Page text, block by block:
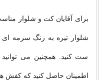
برای آقایان کت و شلوار
شلوار تیره به رنگ سرمه ای
ست کنید. همچنین می توانید
اطمینان حاصل کنید که کفش